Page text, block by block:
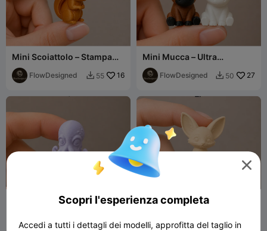
Mini Scoiattolo – Stampa
Rapida
FlowDesigned  55 16
Mini Mucca – Ultra
Dettagliata
FlowDesigned  50 27
Mini Polpo – Stampa rapida
Mini Volpe Fennec –
Modello ultra dettagliato e

Scopri l'esperienza completa
Accedi a tutti i dettagli dei modelli, approfitta del taglio in